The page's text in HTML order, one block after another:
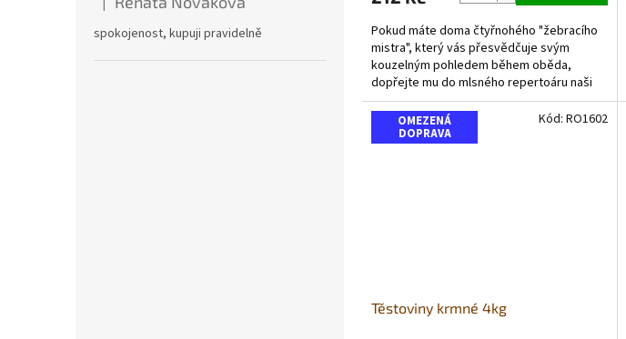
Hodnocení produktu je 5 z 5 hvězdiček.
|
spokojenost, kupuji pravidelně
z
5
hvězdiček.
Pokud máte doma čtyřnohého "žebracího
mistra", který vás přesvědčuje svým
kouzelným pohledem během oběda,
dopřejte mu do mlsného repertoáru naši
skvělou alternativu - těstoviny...
OMEZENÁ
DOPRAVA
Těstoviny krmné 4kg
Kód: RO1602